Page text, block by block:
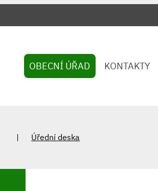
OBECNÍ ÚŘAD KONTAKTY
Úřední deska